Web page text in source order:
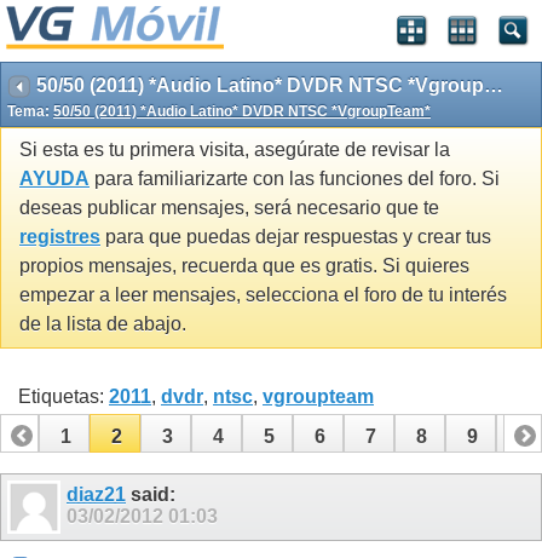
50/50 (2011) *Audio Latino* DVDR NTSC *VgroupTeam*
Tema: 50/50 (2011) *Audio Latino* DVDR NTSC *VgroupTeam*
Si esta es tu primera visita, asegúrate de revisar la
AYUDA para familiarizarte con las funciones del foro. Si
deseas publicar mensajes, será necesario que te
registres para que puedas dejar respuestas y crear tus
propios mensajes, recuerda que es gratis. Si quieres
empezar a leer mensajes, selecciona el foro de tu interés
de la lista de abajo.
Etiquetas: 2011, dvdr, ntsc, vgroupteam
1
2 3 4 5 6 7 8 9 10
11 12 13
diaz21 said:
03/02/2012 01:03